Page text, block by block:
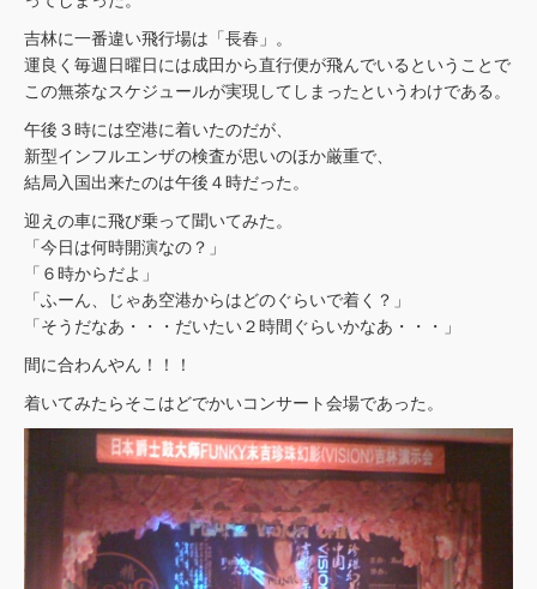
吉林に一番違い飛行場は「長春」。
運良く毎週日曜日には成田から直行便が飛んでいるということで
この無茶なスケジュールが実現してしまったというわけである。
午後３時には空港に着いたのだが、
新型インフルエンザの検査が思いのほか厳重で、
結局入国出来たのは午後４時だった。
迎えの車に飛び乗って聞いてみた。
「今日は何時開演なの？」
「６時からだよ」
「ふーん、じゃあ空港からはどのぐらいで着く？」
「そうだなあ・・・だいたい２時間ぐらいかなあ・・・」
間に合わんやん！！！
着いてみたらそこはどでかいコンサート会場であった。